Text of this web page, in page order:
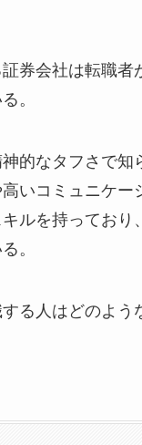
券会社は転職者
。
的なタフさで知
いコミュニケー
ルを持っており
。
る人はどのよう